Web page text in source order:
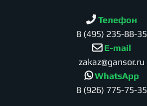
Телефон
8 (495) 235-88-35
E-mail
zakaz@gansor.ru
WhatsApp
8 (926) 775-75-35